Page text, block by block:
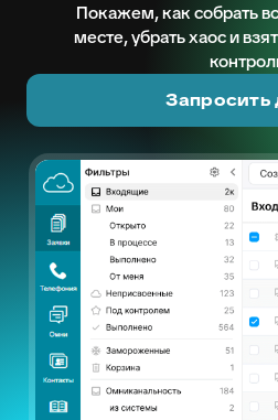
Покажем, как собрать
месте, убрать хаос и
Запросить